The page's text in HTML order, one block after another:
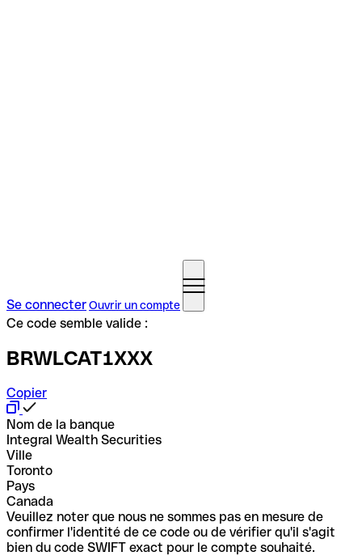
Se connecterOuvrir un compte
Ce code semble valide :
BRWLCAT1XXX
Copier
Nom de la banque
Integral Wealth Securities
Ville
Toronto
Pays
Canada
Veuillez noter que nous ne sommes pas en mesure de
confirmer l'identité de ce code ou de vérifier qu'il s'agit
bien du code SWIFT exact pour le compte souhaité.